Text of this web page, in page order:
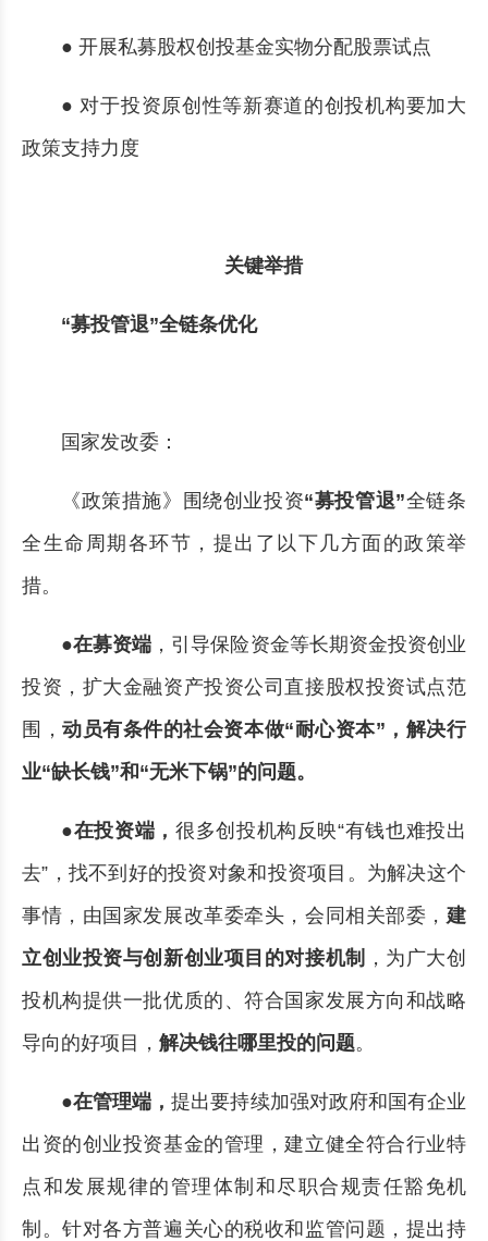
● 开展私募股权创投基金实物分配股票试点
● 对于投资原创性等新赛道的创投机构要加大
政策支持力度
关键举措
“募投管退”全链条优化
国家发改委：
《政策措施》围绕创业投资“募投管退”全链条
全生命周期各环节，提出了以下几方面的政策举
措。
●在募资端 ，引导保险资金等长期资金投资创业
投资，扩大金融资产投资公司直接股权投资试点范
围，动员有条件的社会资本做“耐心资本”，解决行
业“缺长钱”和“无米下锅”的问题。
●在投资端， 很多创投机构反映“有钱也难投出
去”，找不到好的投资对象和投资项目。为解决这个
事情，由国家发展改革委牵头，会同相关部委， 建
立创业投资与创新创业项目的对接机制
，为广大创
投机构提供一批优质的、符合国家发展方向和战略
导向的好项目， 解决钱往哪里投的问题。
●在管理端，提出要持续加强对政府和国有企业
出资的创业投资基金的管理，建立健全符合行业特
点和发展规律的管理体制和尽职合规责任豁免机
制。针对各方普遍关心的税收和监管问题，提出持